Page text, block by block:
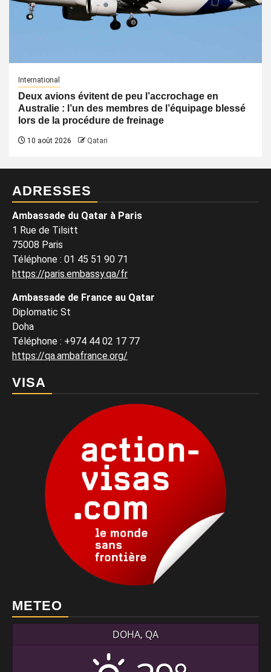
International
Deux avions évitent de peu l’accrochage en
Australie : l’un des membres de l’équipage blessé
lors de la procédure de freinage
10 août 2026 Qatari
ADRESSES
Ambassade du Qatar à Paris
1 Rue de Tilsitt
75008 Paris
Téléphone : 01 45 51 90 71
https://paris.embassy.qa/fr
Ambassade de France au Qatar
Diplomatic St
Doha
Téléphone : +974 44 02 17 77
https://qa.ambafrance.org/
VISA
METEO
DOHA, QA